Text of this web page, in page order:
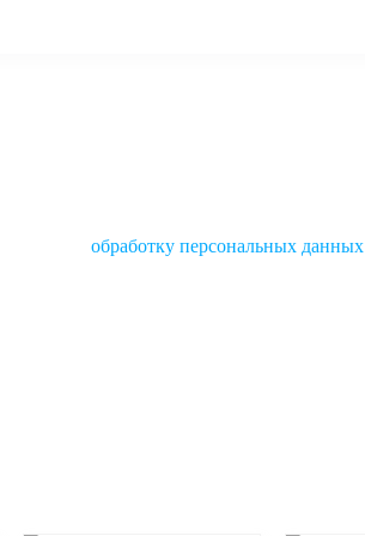
обработку персональных данных